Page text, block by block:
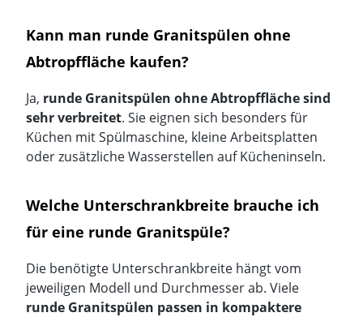
Kann man runde Granitspülen ohne
Abtropffläche kaufen?
Ja, runde Granitspülen ohne Abtropffläche sind
sehr verbreitet. Sie eignen sich besonders für
Küchen mit Spülmaschine, kleine Arbeitsplatten
oder zusätzliche Wasserstellen auf Kücheninseln.
Welche Unterschrankbreite brauche ich
für eine runde Granitspüle?
Die benötigte Unterschrankbreite hängt vom
jeweiligen Modell und Durchmesser ab. Viele
runde Granitspülen passen in kompaktere